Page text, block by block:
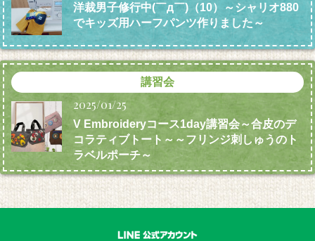
洋裁男子修行中(￣д￣)（10）～シャリオ880
でキッズ用ハーフパンツ作りました～
講習会
2025/01/25
V Embroideryコース1day講習会～合皮のデ
コラティブトート～～フリンジ刺しゅうのト
ラベルポーチ～